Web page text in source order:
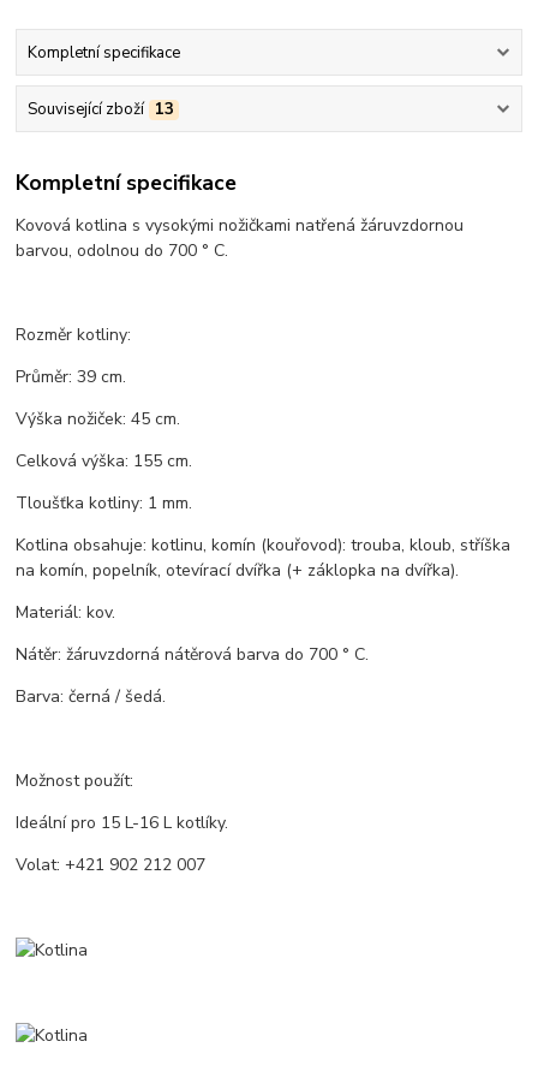
Kompletní specifikace
Související zboží 13
Kompletní specifikace
Kovová kotlina s vysokými nožičkami natřená žáruvzdornou
barvou, odolnou do 700 ° C.
Rozměr kotliny:
Průměr: 39 cm.
Výška nožiček: 45 cm.
Celková výška: 155 cm.
Tloušťka kotliny: 1 mm.
Kotlina obsahuje: kotlinu, komín (kouřovod): trouba, kloub, stříška
na komín, popelník, otevírací dvířka (+ záklopka na dvířka).
Materiál: kov.
Nátěr: žáruvzdorná nátěrová barva do 700 ° C.
Barva: černá / šedá.
Možnost použít:
Ideální pro 15 L-16 L kotlíky.
Volat: +421 902 212 007